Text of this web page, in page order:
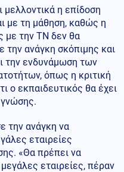
η επίδοση
με τη μάθηση, καθώς η
με την ΤΝ δεν θα
την ανάγκη σκόπιμης και
την ενδυνάμωση των
όπως η κριτική
ο εκπαιδευτικός θα έχει
την ανάγκη να
εταιρείες
«Θα πρέπει να
εταιρείες, πέραν